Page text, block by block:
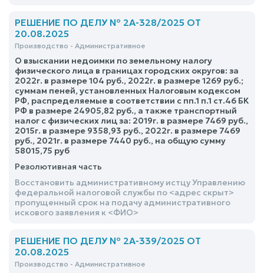
РЕШЕНИЕ ПО ДЕЛУ № 2А-328/2025 ОТ
20.08.2025
Производство - Административное
О взыскании недоимки по земельному налогу
физического лица в границах городских округов: за
2022г. в размере 104 руб., 2022г. в размере 1269 руб.;
суммам пеней, установленных Налоговым кодексом
РФ, распределяемые в соответствии с пп.1 п.1 ст.46 БК
РФ в размере 24905,82 руб., а также транспортный
налог с физических лиц за: 2019г. в размере 7469 руб.,
2015г. в размере 9358,93 руб., 2022г. в размере 7469
руб., 2021г. в размере 7440 руб., на общую сумму
58015,75 руб
Резолютивная часть
Восстановить административному истцу Управлению
федеральной налоговой службы по <адрес скрыт>
пропущенный срок на подачу административного
искового заявления к <ФИО>
РЕШЕНИЕ ПО ДЕЛУ № 2А-339/2025 ОТ
20.08.2025
Производство - Административное